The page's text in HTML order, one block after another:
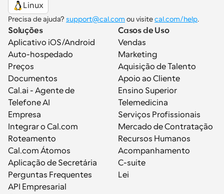
Linux
Precisa de ajuda? support@cal.com ou visite cal.com/help.
Soluções
Aplicativo iOS/Android
Auto-hospedado
Preços
Documentos
Cal.ai - Agente de
Telefone AI
Empresa
Integrar o Cal.com
Roteamento
Cal.com Átomos
Aplicação de Secretária
Perguntas Frequentes
API Empresarial
Casos de Uso
Vendas
Marketing
Aquisição de Talento
Apoio ao Cliente
Ensino Superior
Telemedicina
Serviços Profissionais
Mercado de Contratação
Recursos Humanos
Acompanhamento
C-suite
Lei